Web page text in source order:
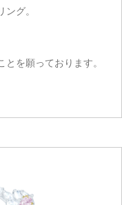
グ。
を願っております。